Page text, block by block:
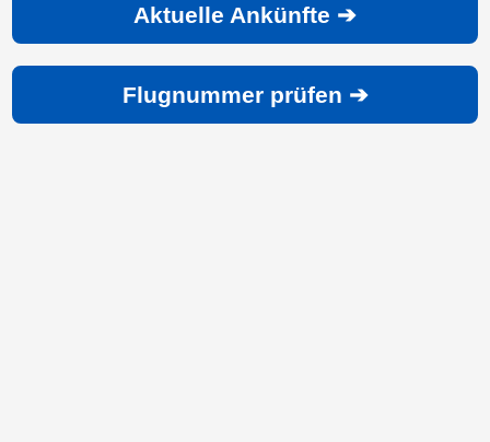
Aktuelle Ankünfte ➔
Flugnummer prüfen ➔